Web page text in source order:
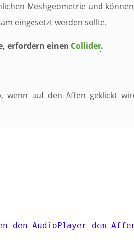
Meshgeometrie und
eingesetzt werden sollte.
erfordern einen Collider.
wenn auf den Affen geklickt
den AudioPlayer dem